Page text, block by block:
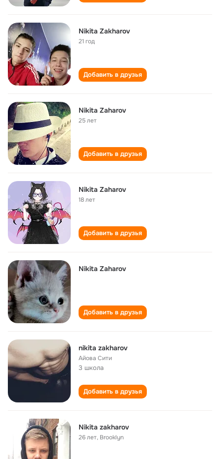
Nikita Zakharov
21 год
Добавить в друзья
Nikita Zaharov
25 лет
Добавить в друзья
Nikita Zaharov
18 лет
Добавить в друзья
Nikita Zaharov
Добавить в друзья
nikita zakharov
Айова Сити
3 школа
Добавить в друзья
Nikita zakharov
26 лет, Brooklyn